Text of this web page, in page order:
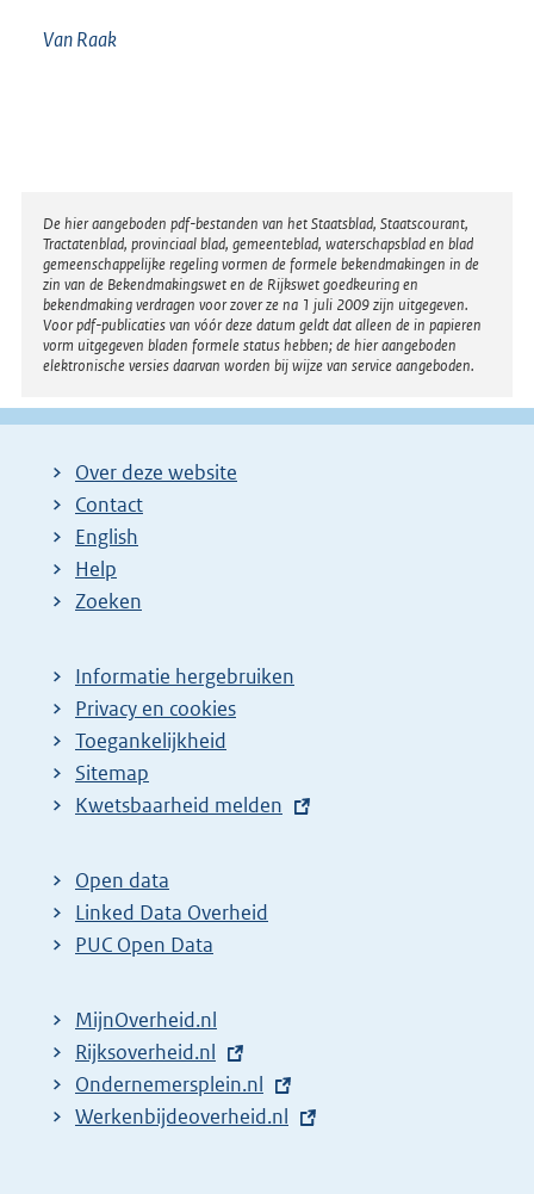
Van Raak
Disclaimer
De hier aangeboden pdf-bestanden van het Staatsblad, Staatscourant,
Tractatenblad, provinciaal blad, gemeenteblad, waterschapsblad en blad
gemeenschappelijke regeling vormen de formele bekendmakingen in de
zin van de Bekendmakingswet en de Rijkswet goedkeuring en
bekendmaking verdragen voor zover ze na 1 juli 2009 zijn uitgegeven.
Voor pdf-publicaties van vóór deze datum geldt dat alleen de in papieren
vorm uitgegeven bladen formele status hebben; de hier aangeboden
elektronische versies daarvan worden bij wijze van service aangeboden.
Over deze website
Contact
English
Help
Zoeken
Informatie hergebruiken
Privacy en cookies
Toegankelijkheid
Sitemap
E
t
e
r
l
i
n
k
Kwetsbaarheid melden
Open data
Linked Data Overheid
PUC Open Data
MijnOverheid.nl
E
x
t
Rijksoverheid.nl
E
x
Ondernemersplein.nl
E
Werkenbijdeoverheid.nl